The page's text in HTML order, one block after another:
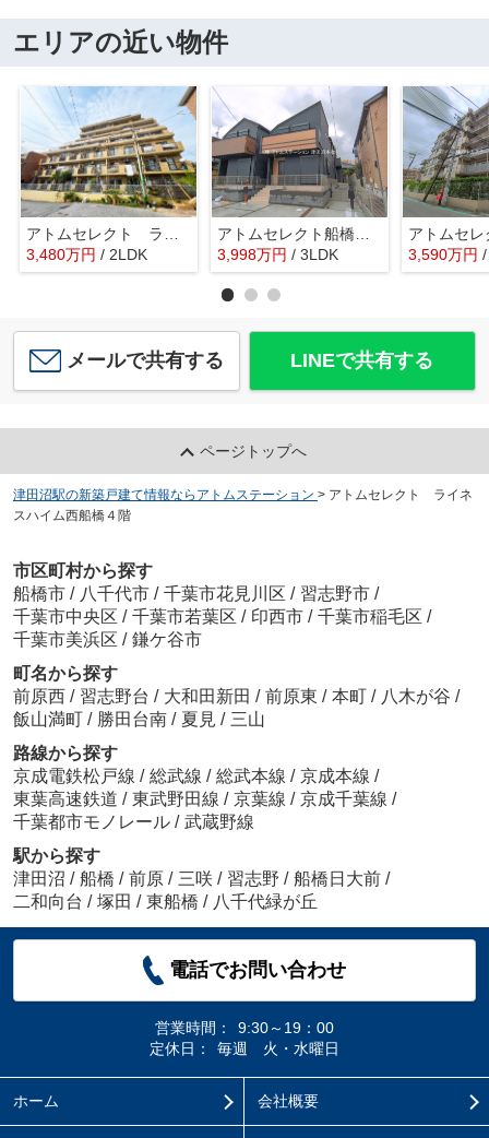
エリアの近い物件
アトムセレクト ライオンズマンション船橋第三 1階
3,480万円 / 2LDK
アトムセレクト船橋市習志野台5丁目 2号棟
3,998万円 / 3LDK 3,590万円
メールで共有する LINEで共有する
ページトップへ
津田沼駅の新築戸建て情報ならアトムステーション > アトムセレクト ライネ
スハイム西船橋４階
市区町村から探す
船橋市 / 八千代市 / 千葉市花見川区 / 習志野市 /
千葉市中央区 / 千葉市若葉区 / 印西市 / 千葉市稲毛区 /
千葉市美浜区 / 鎌ケ谷市
町名から探す
前原西 / 習志野台 / 大和田新田 / 前原東 / 本町 / 八木が谷 /
飯山満町 / 勝田台南 / 夏見 / 三山
路線から探す
京成電鉄松戸線 / 総武線 / 総武本線 / 京成本線 /
東葉高速鉄道 / 東武野田線 / 京葉線 / 京成千葉線 /
千葉都市モノレール / 武蔵野線
駅から探す
津田沼 / 船橋 / 前原 / 三咲 / 習志野 / 船橋日大前 /
二和向台 / 塚田 / 東船橋 / 八千代緑が丘
電話でお問い合わせ
営業時間：
9:30～19：00
定休日：
毎週 火・水曜日
ホーム 会社概要